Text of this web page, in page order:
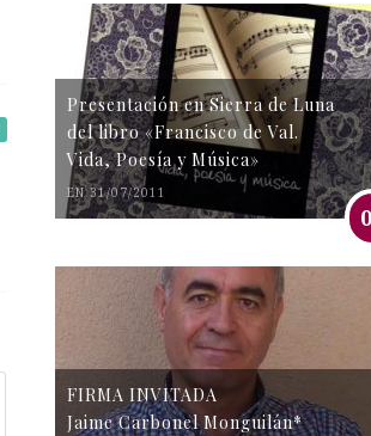
Presentación en Sierra de Luna
del libro «Francisco de Val.
Vida, Poesía y Música»
EN 31/07/2011
FIRMA INVITADA
Jaime Carbonel Monguilán*